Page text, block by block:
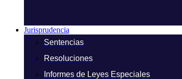
Jurisprudencia
Sentencias
Resoluciones
Informes de Leyes Especiales